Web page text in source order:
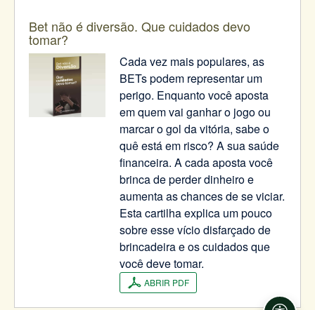
Bet não é diversão. Que cuidados devo
tomar?
Cada vez mais populares, as
BETs podem representar um
perigo. Enquanto você aposta
em quem vai ganhar o jogo ou
marcar o gol da vitória, sabe o
quê está em risco? A sua saúde
financeira. A cada aposta você
brinca de perder dinheiro e
aumenta as chances de se viciar.
Esta cartilha explica um pouco
sobre esse vício disfarçado de
brincadeira e os cuidados que
você deve tomar.
ABRIR PDF